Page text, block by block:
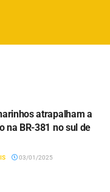
atrapalham a
na BR-381 no sul de
03/01/2025